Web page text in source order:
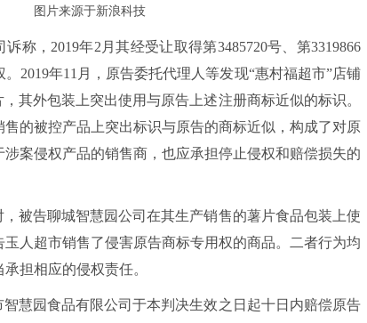
图片来源于新浪科技
称， 2019年2月其经受让取得第3485720号、第3319866
2019年11月，原告委托代理人等发现“惠村福超市”店铺
其外包装上突出使用与原告上述注册商标近似的标识。
的被控产品上突出标识与原告的商标近似，构成了对原
案侵权产品的销售商，也应承担停止侵权和赔偿损失的
被告聊城智慧园公司在其生产销售的薯片食品包装上使
人超市销售了侵害原告商标专用权的商品。二者行为均
担相应的侵权责任。
慧园食品有限公司于本判决生效之日起十日内赔偿原告